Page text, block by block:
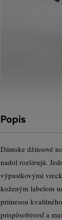
Popis
Dámske džínsové
nadol rozširujú.
výpustkovými
koženým labelom
prímesou
prispôsobivosť a